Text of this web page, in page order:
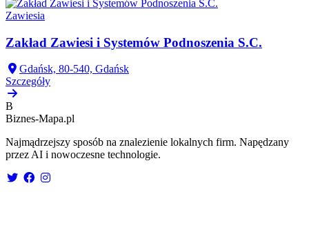
Zawiesia
Zakład Zawiesi i Systemów Podnoszenia S.C.
Gdańsk, 80-540, Gdańsk
Szczegóły
B
Biznes-Mapa.pl
Najmądrzejszy sposób na znalezienie lokalnych firm. Napędzany
przez AI i nowoczesne technologie.